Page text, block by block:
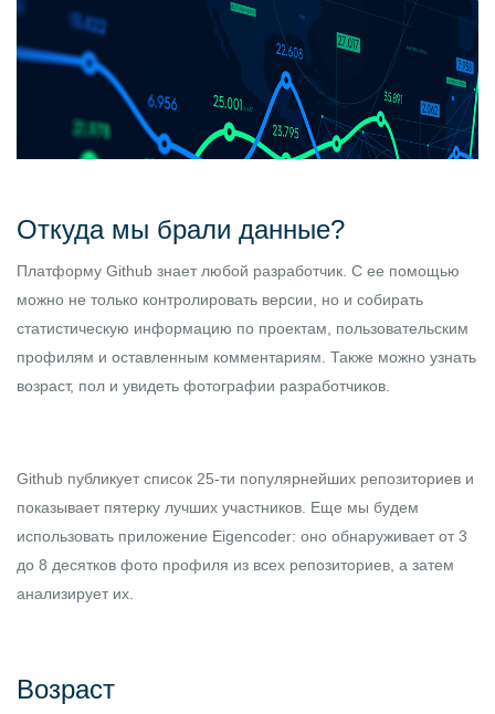
Откуда мы брали данные?
Платформу Github знает любой разработчик. С ее помощью
можно не только контролировать версии, но и собирать
статистическую информацию по проектам, пользовательским
профилям и оставленным комментариям. Также можно узнать
возраст, пол и увидеть фотографии разработчиков.
Github публикует список 25-ти популярнейших репозиториев и
показывает пятерку лучших участников. Еще мы будем
использовать приложение Eigencoder: оно обнаруживает от 3
до 8 десятков фото профиля из всех репозиториев, а затем
анализирует их.
Возраст